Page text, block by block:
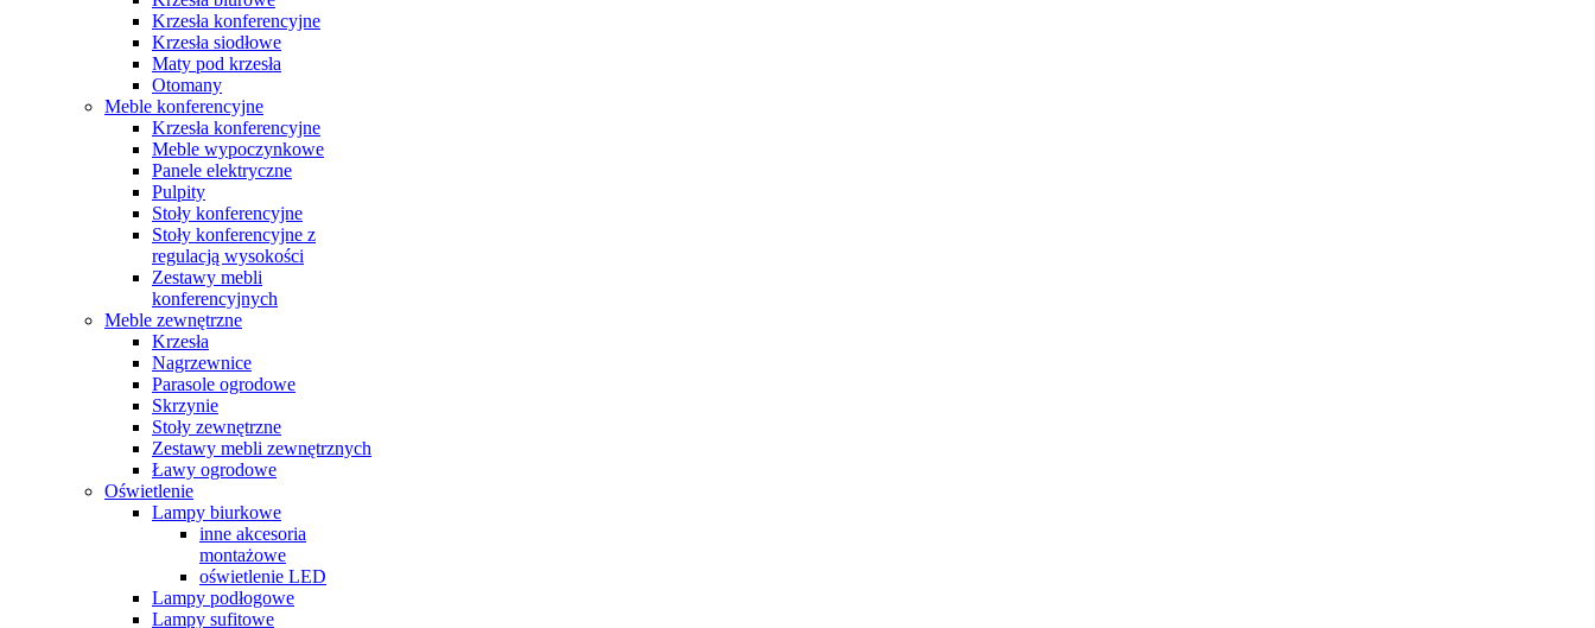
Krzesła konferencyjne
Krzesła siodłowe
Maty pod krzesła
Otomany
Meble konferencyjne
Krzesła konferencyjne
Meble wypoczynkowe
Panele elektryczne
Pulpity
Stoły konferencyjne
Stoły konferencyjne z
regulacją wysokości
Zestawy mebli
konferencyjnych
Meble zewnętrzne
Krzesła
Nagrzewnice
Parasole ogrodowe
Skrzynie
Stoły zewnętrzne
Zestawy mebli zewnętrznych
Ławy ogrodowe
Oświetlenie
Lampy biurkowe
inne akcesoria
montażowe
oświetlenie LED
Lampy podłogowe
Lampy sufitowe